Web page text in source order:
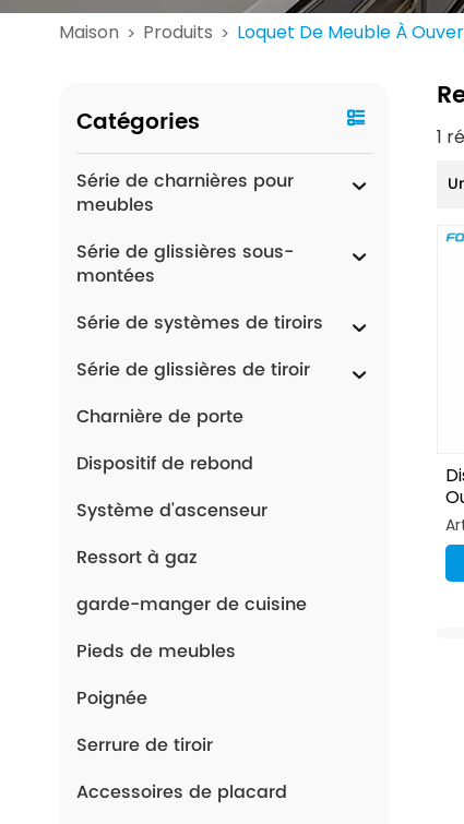
Maison > Produits > Loquet De Meuble À
Catégories
Série de charnières pour
meubles
Série de glissières sous-
montées
Série de systèmes de tiroirs
Série de glissières de tiroir
Charnière de porte
Dispositif de rebond
Système d'ascenseur
Ressort à gaz
garde-manger de cuisine
Pieds de meubles
Poignée
Serrure de tiroir
Accessoires de placard
1